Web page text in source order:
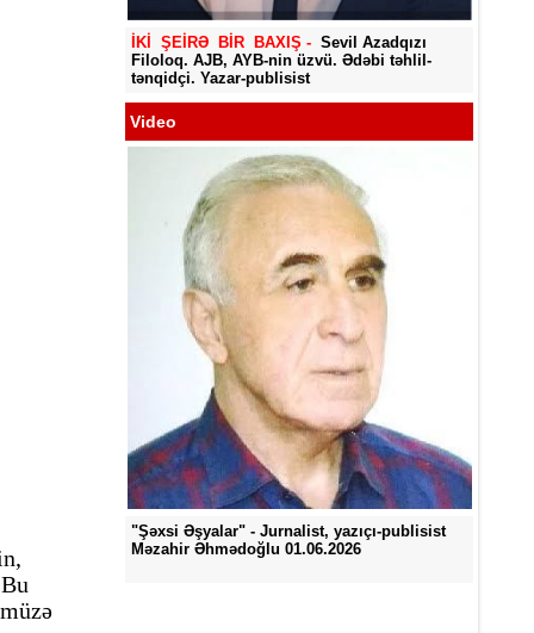
İKİ ŞEİRƏ BİR BAXIŞ - Sevil Azadqızı
Filoloq. AJB, AYB-nin üzvü. Ədəbi təhlil-
tənqidçi. Yazar-publisist
Video
"Şəxsi Əşyalar" - Jurnalist, yazıçı-publisist
Məzahir Əhmədoğlu 01.06.2026